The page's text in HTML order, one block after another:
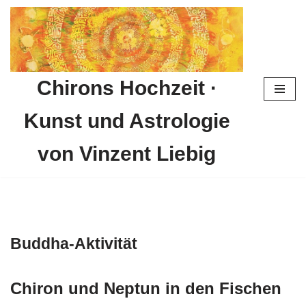
Zum
Inhalt
springen
Chirons Hochzeit ·
Kunst und Astrologie
von Vinzent Liebig
Buddha-Aktivität
Chiron und Neptun in den Fischen